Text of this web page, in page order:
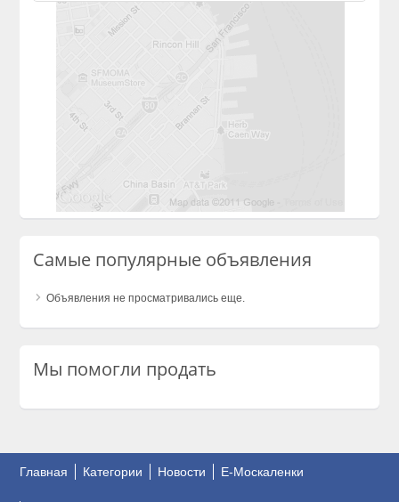
Самые популярные объявления
Объявления не просматривались еще.
Мы помогли продать
Главная Категории Новости E-Москаленки